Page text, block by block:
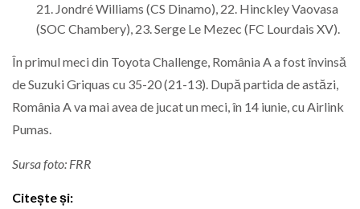
21. Jondré Williams (CS Dinamo), 22. Hinckley Vaovasa
(SOC Chambery), 23. Serge Le Mezec (FC Lourdais XV).
În primul meci din Toyota Challenge, România A a fost învinsă
de Suzuki Griquas cu 35-20 (21-13). După partida de astăzi,
România A va mai avea de jucat un meci, în 14 iunie, cu Airlink
Pumas.
Sursa foto: FRR
Citește și: